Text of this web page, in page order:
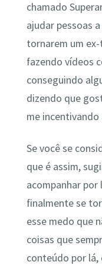
chamado
ajudar pessoas
tornarem um
fazendo vídeos
conseguindo
dizendo que
me incentivando
Se você se
que é assim,
acompanhar por
finalmente se
esse medo que
coisas que
conteúdo por lá,